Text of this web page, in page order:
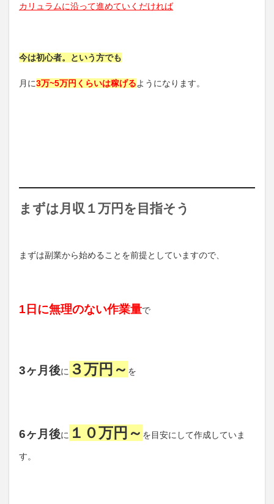
カリュラムに沿って進めていくだければ
今は初心者。という方でも
月に3万~5万円くらいは稼げるようになります。
まずは月収１万円を目指そう
まずは副業から始めることを前提としていますので、
1日に無理のない作業量で
3ヶ月後に ３万円～ を
6ヶ月後に １０万円～ を目安にして作成していま
す。